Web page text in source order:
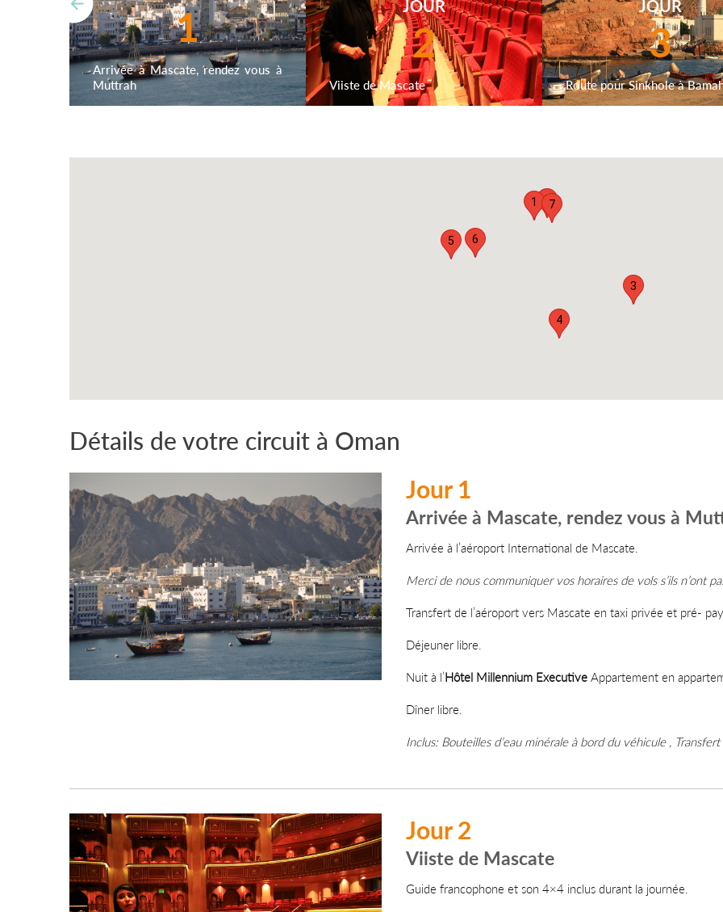
1
Arrivée à Mascate, rendez vous à
Muttrah
JOUR
2
Viiste de Mascate
JOUR
3
Route pour Sinkhole à
1 2
3
4
5 6
7
Détails de votre circuit à Oman
Jour 1
Arrivée à Mascate, rendez vous à
Arrivée à l’aéroport International de Mascate.
Merci de nous communiquer vos horaires de vols s’ils n’ont
Transfert de l’aéroport vers Mascate en taxi privée et pré-
Déjeuner libre.
Nuit à l’Hôtel Millennium ExecutiveAppartement en
Dîner libre.
Inclus: Bouteilles d’eau minérale à bord du véhicule ,
Jour 2
Viiste de Mascate
Guide francophone et son 4×4 inclus durant la journée.